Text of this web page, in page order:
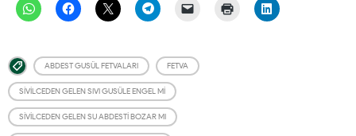
ABDEST GUSÜL FETVALARI FETVA
SIVILCEDEN GELEN SIVI GUSÜLE ENGEL MI
SIVILCEDEN GELEN SU ABDESTI BOZAR MI